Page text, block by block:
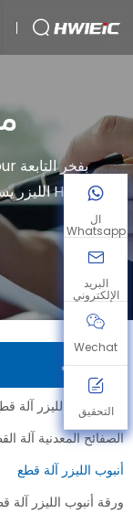
الكتيبات
فائقة اجي الليزر آلة
الصفائح المعدنية آلة
أنبوب الليزر آلة قطع
ورقة أنبوب الليزر آلة
ال
Whatsapp
البريد
الإلكتروني
Wechat
التحقيق